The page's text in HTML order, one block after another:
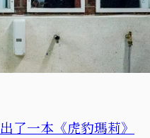
了一本《虎豹瑪莉》